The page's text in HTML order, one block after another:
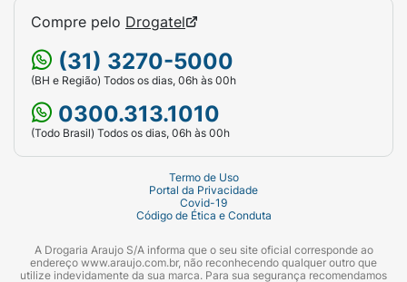
Compre pelo Drogatel
(31) 3270-5000
(BH e Região) Todos os dias, 06h às 00h
0300.313.1010
(Todo Brasil) Todos os dias, 06h às 00h
Termo de Uso
Portal da Privacidade
Covid-19
Código de Ética e Conduta
A Drogaria Araujo S/A informa que o seu site oficial corresponde ao
endereço www.araujo.com.br, não reconhecendo qualquer outro que
utilize indevidamente da sua marca. Para sua segurança recomendamos